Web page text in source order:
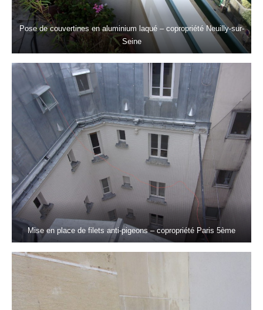
Pose de couvertines en aluminium laqué – copropriété Neuilly-sur-
Seine
Mise en place de filets anti-pigeons – copropriété Paris 5ème